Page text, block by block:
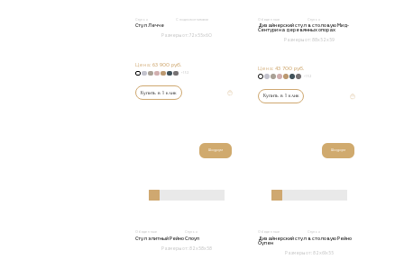
Стулья С подлокотниками
Стул Лечче
Размеры от:72x55x60
Цена: 63 900 руб.
+152
Купить в 1 клик
Обеденные Стулья
Дизайнерский стул в столовую Мид-
Сентури на деревянных опорах
Размеры от: 88х52х59
Цена:43 700 руб.
+152
Купить в 1 клик
Шоурум
Обеденные Стулья
Стул элитный Рейно Слоуп
Размеры от: 82х58х58
Шоурум
Обеденные Стулья
Дизайнерский стул в столовую Рейно
Оупен
Размеры от: 82х61х55